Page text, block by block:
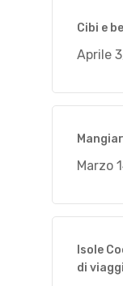
Cibi e
Aprile
Marzo
Isole
di